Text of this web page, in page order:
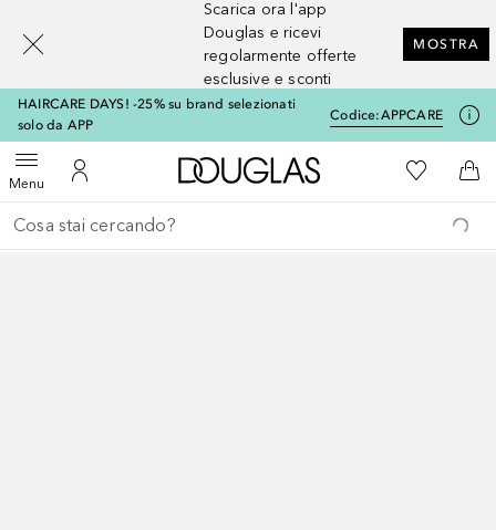
Scarica ora l'app
Douglas e ricevi
regolarmente offerte
esclusive e sconti
MOSTRA
HAIRCARE DAYS! -25% su brand selezionati
solo da APP
Codice:APPCARE
MenuApri menuAl Mio Account
A Douglas HomeAlla Mia
Al
Torna indietro
Esegui ricerca
[navigation.slideout.screenreader]